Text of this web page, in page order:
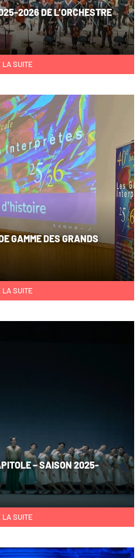
2026 DE L’ORCHESTRE
LA SUITE
GAMME DES GRANDS
LA SUITE
– SAISON 2025-
LA SUITE